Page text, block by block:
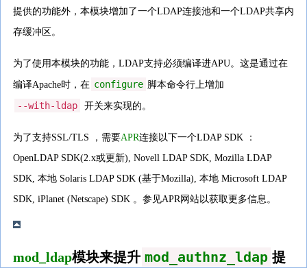
提供的功能外，本模块增加了一个LDAP连接池和一个LDAP共享内
存缓冲区。
为了使用本模块的功能，LDAP支持必须编译进APU。这是通过在
编译Apache时，在 configure 脚本命令行上增加
--with-ldap 开关来实现的。
为了支持SSL/TLS ，需要APR连接以下一个LDAP SDK ：
OpenLDAP SDK(2.x或更新), Novell LDAP SDK, Mozilla LDAP
SDK, 本地 Solaris LDAP SDK (基于Mozilla), 本地 Microsoft LDAP
SDK, iPlanet (Netscape) SDK 。参见APR网站以获取更多信息。
mod_ldap模块来提升 mod_authnz_ldap 提